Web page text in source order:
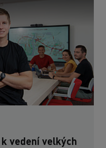
vedení velkých